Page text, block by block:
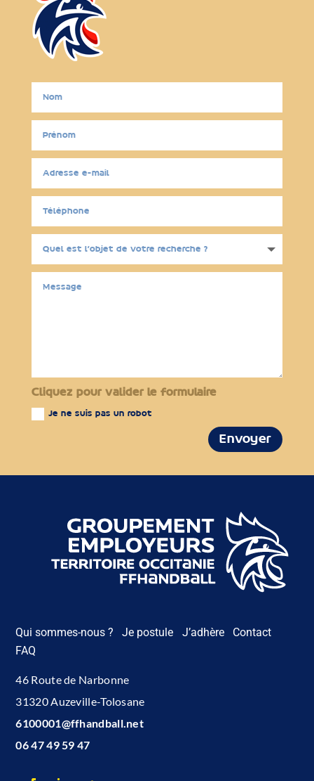
Cliquez pour valider le formulaire
Je ne suis pas un robot
Envoyer
Qui sommes-nous ? Je postule J’adhère
Contact
FAQ
46 Route de Narbonne
31320 Auzeville-Tolosane
6100001@ffhandball.net
06 47 49 59 47